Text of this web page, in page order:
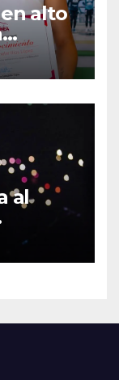
alto
20
al
en
la